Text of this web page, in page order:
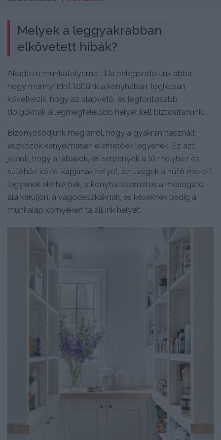
Melyek a leggyakrabban
elkövetett hibák?
Akadozó munkafolyamat. Ha belegondolunk abba,
hogy mennyi időt töltünk a konyhában, logikusan
következik, hogy az alapvető, és legfontosabb
dolgoknak a legmegfelelőbb helyet kell biztosítanunk.
Bizonyosodjunk meg arról, hogy a gyakran használt
eszközök kényelmesen elérhetőek legyenek. Ez azt
jelenti, hogy a lábasok, és serpenyők a tűzhelyhez és
sütőhöz közel kapjanak helyet, az üvegek a hűtő mellett
legyenek elérhetőek, a konyhai szemetes a mosogató
alá kerüljön, a vágódeszkáknak, és késeknek pedig a
munkalap környékén találjunk helyet.